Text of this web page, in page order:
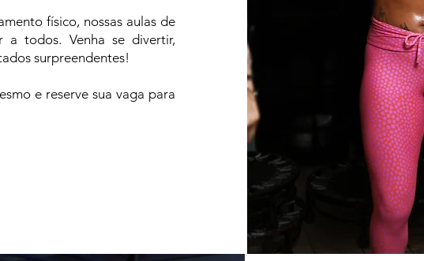
físico, nossas aulas de
a todos. Venha se divertir,
surpreendentes!
e reserve sua vaga para